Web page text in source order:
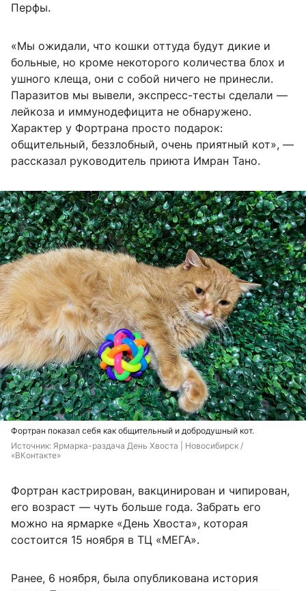
Перфы.
«Мы ожидали, что кошки оттуда будут дикие и
больные, но кроме некоторого количества блох и
ушного клеща, они с собой ничего не принесли.
Паразитов мы вывели, экспресс-тесты сделали —
лейкоза и иммунодефицита не обнаружено.
Характер у Фортрана просто подарок:
общительный, беззлобный, очень приятный кот», —
рассказал руководитель приюта Имран Тано.
Фортран показал себя как общительный и добродушный кот.
Источник: Ярмарка-раздача День Хвоста | Новосибирск /
«ВКонтакте»
Фортран кастрирован, вакцинирован и чипирован,
его возраст — чуть больше года. Забрать его
можно на ярмарке «День Хвоста», которая
состоится 15 ноября в ТЦ «МЕГА».
Ранее, 6 ноября, была опубликована история